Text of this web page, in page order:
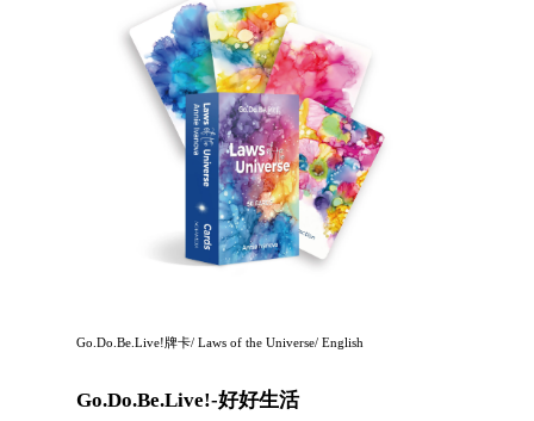
Go.Do.Be.Live!牌卡/ Laws of the Universe/ English
Go.Do.Be.Live!-好好生活